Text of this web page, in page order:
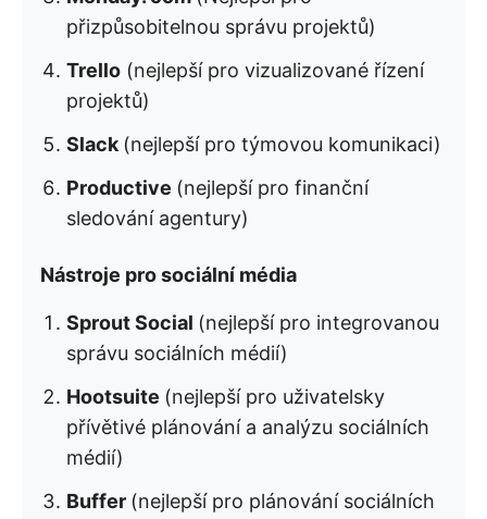
přizpůsobitelnou správu projektů)
Trello (nejlepší pro vizualizované řízení
projektů)
Slack (nejlepší pro týmovou komunikaci)
Productive (nejlepší pro finanční
sledování agentury)
Nástroje pro sociální média
Sprout Social (nejlepší pro integrovanou
správu sociálních médií)
Hootsuite (nejlepší pro uživatelsky
přívětivé plánování a analýzu sociálních
médií)
Buffer (nejlepší pro plánování sociálních